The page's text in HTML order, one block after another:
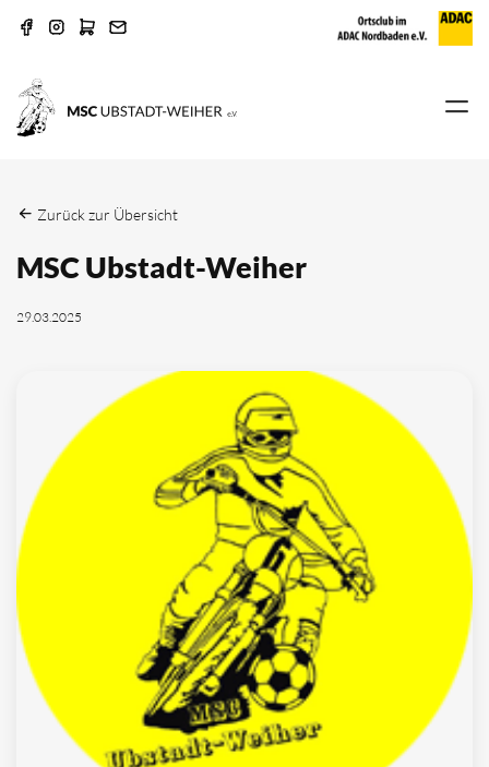
Zurück zur Übersicht
MSC Ubstadt-Weiher
29.03.2025